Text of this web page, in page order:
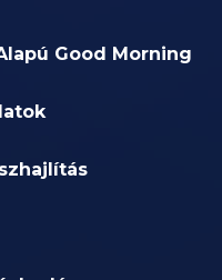
Good Morning